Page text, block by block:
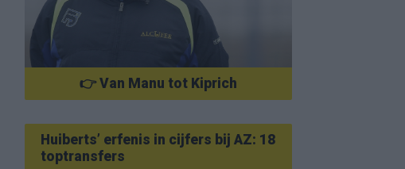
👉 Van Manu tot Kiprich
Huiberts’ erfenis in cijfers bij AZ: 18
toptransfers